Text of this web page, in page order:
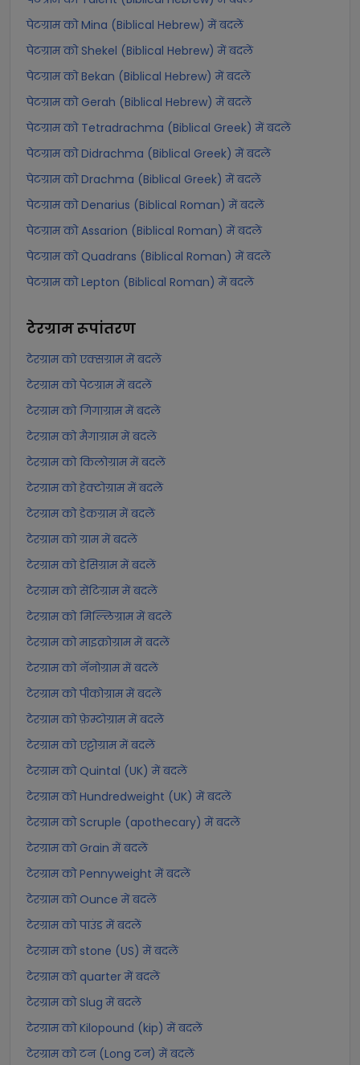
पेटग्राम को Mina (Biblical Hebrew) में बदलें
पेटग्राम को Shekel (Biblical Hebrew) में बदलें
पेटग्राम को Bekan (Biblical Hebrew) में बदलें
पेटग्राम को Gerah (Biblical Hebrew) में बदलें
पेटग्राम को Tetradrachma (Biblical Greek) में बदलें
पेटग्राम को Didrachma (Biblical Greek) में बदलें
पेटग्राम को Drachma (Biblical Greek) में बदलें
पेटग्राम को Denarius (Biblical Roman) में बदलें
पेटग्राम को Assarion (Biblical Roman) में बदलें
पेटग्राम को Quadrans (Biblical Roman) में बदलें
पेटग्राम को Lepton (Biblical Roman) में बदलें
टेरग्रामरूपांतरण
टेरग्राम को एक्सग्राम में बदलें
टेरग्राम को पेटग्राम में बदलें
टेरग्राम को गिगाग्राम में बदलें
टेरग्राम को मैगाग्राम में बदलें
टेरग्राम को किलोग्राम में बदलें
टेरग्राम को हेक्टोग्राम में बदलें
टेरग्राम को डेकग्राम में बदलें
टेरग्राम को ग्राम में बदलें
टेरग्राम को डेसिग्राम में बदलें
टेरग्राम को सेंटिग्राम में बदलें
टेरग्राम को मिल्लिग्राम में बदलें
टेरग्राम को माइक्रोग्राम में बदलें
टेरग्राम को नॅनोग्राम में बदलें
टेरग्राम को पीकोग्राम में बदलें
टेरग्राम को फ़ेम्टोग्राम में बदलें
टेरग्राम को एट्टोग्राम में बदलें
टेरग्राम को Quintal (UK) में बदलें
टेरग्राम को Hundredweight (UK) में बदलें
टेरग्राम को Scruple (apothecary) में बदलें
टेरग्राम को Grain में बदलें
टेरग्राम को Pennyweight में बदलें
टेरग्राम को Ounce में बदलें
टेरग्राम को पाउंड में बदलें
टेरग्राम को stone (US) में बदलें
टेरग्राम को quarter में बदलें
टेरग्राम को Slug में बदलें
टेरग्राम को Kilopound (kip) में बदलें
टेरग्राम को टन (Long टन) में बदलें